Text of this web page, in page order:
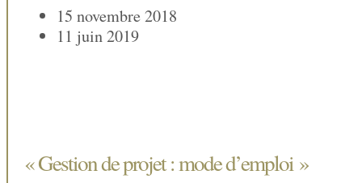
15 novembre 2018
11 juin 2019
« Gestion de projet : mode d’emploi »